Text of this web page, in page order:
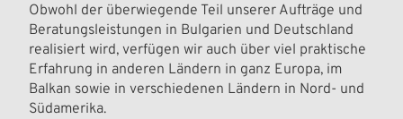
Obwohl der überwiegende Teil unserer Aufträge und
Beratungsleistungen in Bulgarien und Deutschland
realisiert wird, verfügen wir auch über viel praktische
Erfahrung in anderen Ländern in ganz Europa, im
Balkan sowie in verschiedenen Ländern in Nord- und
Südamerika.